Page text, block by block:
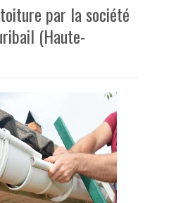
par la société
(Haute-